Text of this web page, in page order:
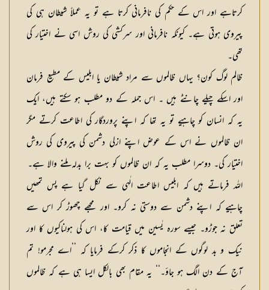
کرتاہے اور اس کے حکم کی نافرمانی کرتا ہے تو یہ عملاً شیطان ہی کی
پیروی ہوتی ہے۔ کیونکہ نافرمانی اور سرکشی کی روش اسی نے اختیار کی
تھی۔
ظالم لوگ کون؟ یہاں ظالموں سے مراد شیطان یا ابلیس کے مطیع فرمان
اور اسکے چیلے چانٹے ہیں ۔ اس جملہ کے دو مطلب ہو سکتے ہیں، ایک
یہ کہ انسان کو چاہیے تو یہ تھا کہ اپنے پروردگار کی اطاعت کرتے مگر
ان ظالموں نے اس کے عوض اپنے ازلی دشمن کی پیروی کی روش
اختیار کی۔ دوسرا مطلب یہ کہ ان ظالموں کو بہت برا بدلہ ملنے والا ہے۔
اللہ فرماتے ہیں کہ ابلیس اطاعت الٰہی سے نکل گیا ہے پس تمھیں
چاہیے کہ اپنے دشمن سے دوستی نہ کرو۔ اور مجھے چھوڑ کر اس سے
تعلق نہ جوڑو۔ جیسے سورہ یٰسین میں قیامت کا، اس کی ہولناکیوں کا اور
نیک و بد لوگوں کے انجاموں کا ذکر کرکے فرمایا کہ ’’اے مجرمو! تم
آج کے دن الگ ہو جاؤ۔‘‘ یہ مقام بھی بالکل ایسا ہی ہے کہ ظالموں